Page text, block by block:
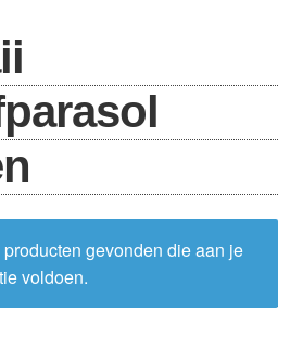
gevonden die aan je
voldoen.